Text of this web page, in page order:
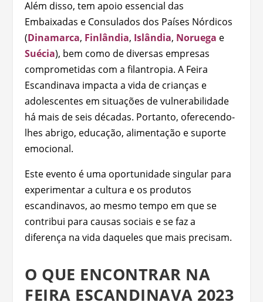
Além disso, tem apoio essencial das
Embaixadas e Consulados dos Países Nórdicos
(Dinamarca, Finlândia, Islândia, Noruega e
Suécia), bem como de diversas empresas
comprometidas com a filantropia. A Feira
Escandinava impacta a vida de crianças e
adolescentes em situações de vulnerabilidade
há mais de seis décadas. Portanto, oferecendo-
lhes abrigo, educação, alimentação e suporte
emocional.
Este evento é uma oportunidade singular para
experimentar a cultura e os produtos
escandinavos, ao mesmo tempo em que se
contribui para causas sociais e se faz a
diferença na vida daqueles que mais precisam.
O QUE ENCONTRAR NA
FEIRA ESCANDINAVA 2023